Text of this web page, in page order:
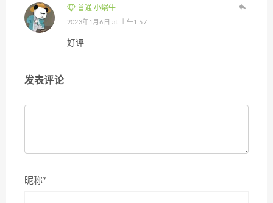
普通 小蜗牛
2023年1月6日 at 上午1:57
好评
发表评论
昵称*